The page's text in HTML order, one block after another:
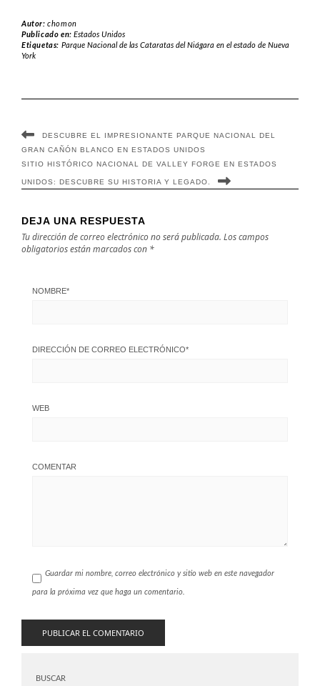
Autor:chomon
Publicado en:Estados Unidos
Etiquetas: Parque Nacional de las Cataratas del Niágara en el estado de Nueva
York
DESCUBRE EL IMPRESIONANTE PARQUE NACIONAL DEL
GRAN CAÑÓN BLANCO EN ESTADOS UNIDOS
SITIO HISTÓRICO NACIONAL DE VALLEY FORGE EN ESTADOS
UNIDOS: DESCUBRE SU HISTORIA Y LEGADO.
DEJA UNA RESPUESTA
Tu dirección de correo electrónico no será publicada. Los campos
obligatorios están marcados con *
NOMBRE*
DIRECCIÓN DE CORREO ELECTRÓNICO*
WEB
COMENTAR
Guardar mi nombre, correo electrónico y sitio web en este navegador
para la próxima vez que haga un comentario.
BUSCAR